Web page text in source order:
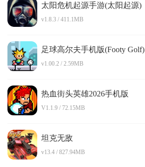
太阳危机起源手游(太阳起源)
v1.8.3 / 411.1MB
足球高尔夫手机版(Footy Golf)
v1.00.2 / 2.59MB
热血街头英雄2026手机版
V1.1.9 / 72.15MB
坦克无敌
v13.4 / 827.94MB